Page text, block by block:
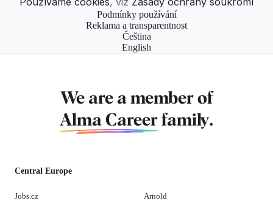
Podmínky používání
Reklama a transparentnost
Čeština
English
We are a member of
Alma Career family.
Central Europe
Jobs.cz
Arnold